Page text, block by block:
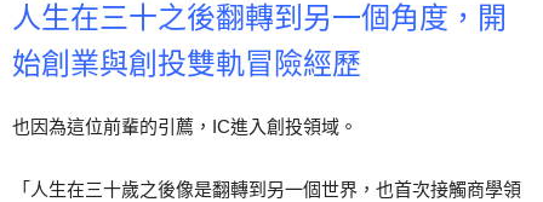
人生在三十之後翻轉到另一個角度，開
始創業與創投雙軌冒險經歷
也因為這位前輩的引薦，IC進入創投領域。
「人生在三十歲之後像是翻轉到另一個世界，也首次接觸商學領